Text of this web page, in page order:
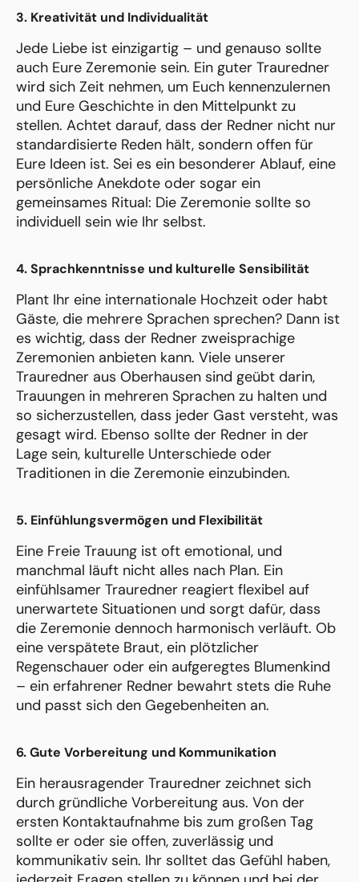
3. Kreativität und Individualität
Jede Liebe ist einzigartig – und genauso sollte
auch Eure Zeremonie sein. Ein guter Trauredner
wird sich Zeit nehmen, um Euch kennenzulernen
und Eure Geschichte in den Mittelpunkt zu
stellen. Achtet darauf, dass der Redner nicht nur
standardisierte Reden hält, sondern offen für
Eure Ideen ist. Sei es ein besonderer Ablauf, eine
persönliche Anekdote oder sogar ein
gemeinsames Ritual: Die Zeremonie sollte so
individuell sein wie Ihr selbst.
4. Sprachkenntnisse und kulturelle Sensibilität
Plant Ihr eine internationale Hochzeit oder habt
Gäste, die mehrere Sprachen sprechen? Dann ist
es wichtig, dass der Redner zweisprachige
Zeremonien anbieten kann. Viele unserer
Trauredner aus Oberhausen sind geübt darin,
Trauungen in mehreren Sprachen zu halten und
so sicherzustellen, dass jeder Gast versteht, was
gesagt wird. Ebenso sollte der Redner in der
Lage sein, kulturelle Unterschiede oder
Traditionen in die Zeremonie einzubinden.
5. Einfühlungsvermögen und Flexibilität
Eine Freie Trauung ist oft emotional, und
manchmal läuft nicht alles nach Plan. Ein
einfühlsamer Trauredner reagiert flexibel auf
unerwartete Situationen und sorgt dafür, dass
die Zeremonie dennoch harmonisch verläuft. Ob
eine verspätete Braut, ein plötzlicher
Regenschauer oder ein aufgeregtes Blumenkind
– ein erfahrener Redner bewahrt stets die Ruhe
und passt sich den Gegebenheiten an.
6. Gute Vorbereitung und Kommunikation
Ein herausragender Trauredner zeichnet sich
durch gründliche Vorbereitung aus. Von der
ersten Kontaktaufnahme bis zum großen Tag
sollte er oder sie offen, zuverlässig und
kommunikativ sein. Ihr solltet das Gefühl haben,